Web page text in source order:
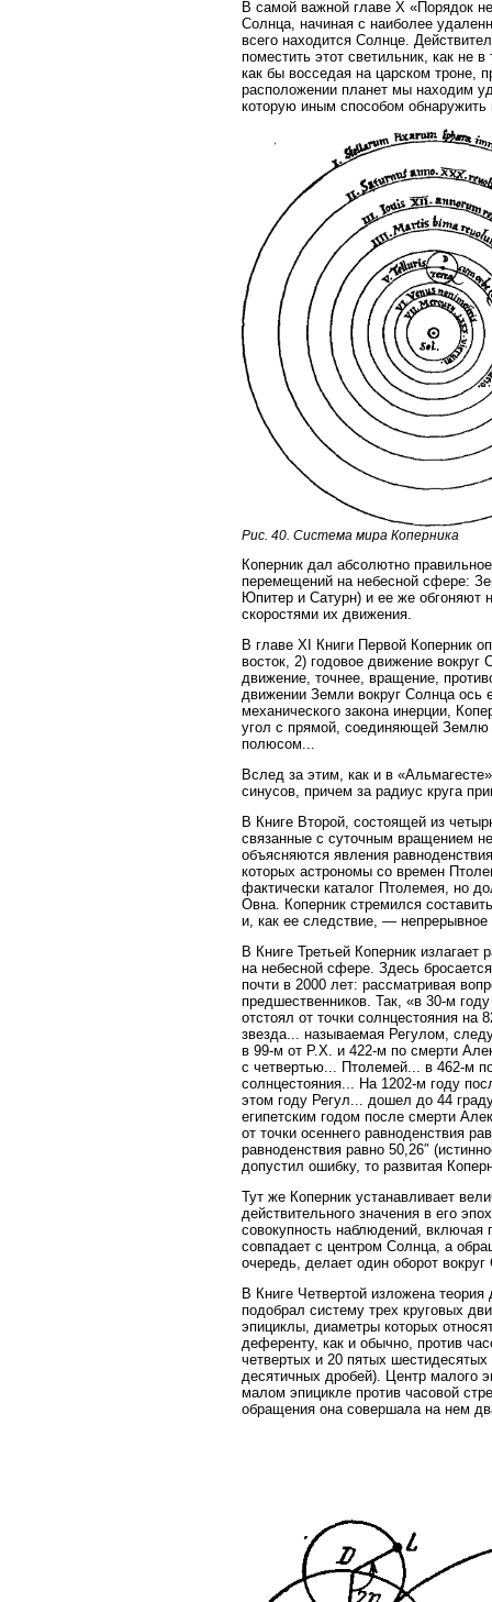
В самой важной главе X «Порядок
Солнца, начиная с наиболее
всего находится Солнце.
поместить этот светильник, как
как бы восседая на царском троне,
расположении планет мы находим
которую иным способом обнаружить
Рис. 40. Система мира Коперника
Коперник дал абсолютно
перемещений на небесной сфере:
Юпитер и Сатурн) и ее же обгоняют
скоростями их движения.
В главе XI Книги Первой Коперник
восток, 2) годовое движение вокруг
движение, точнее, вращение,
движении Земли вокруг Солнца ось
механического закона инерции,
угол с прямой, соединяющей
полюсом...
Вслед за этим, как и в
синусов, причем за радиус круга
В Книге Второй, состоящей из
связанные с суточным вращением
объясняются явления
которых астрономы со времен
фактически каталог Птолемея, но
Овна. Коперник стремился
и, как ее следствие, — непрерывное
В Книге Третьей Коперник
на небесной сфере. Здесь
почти в 2000 лет: рассматривая
предшественников. Так, «в 30-м
отстоял от точки солнцестояния
звезда... называемая Регулом,
в 99-м от Р.Х. и 422-м по смерти
с четвертью... Птолемей... в 462-м
солнцестояния... На 1202-м году
этом году Регул... дошел до 44
египетским годом после смерти
от точки осеннего равноденствия
равноденствия равно 50,26″
допустил ошибку, то развитая
Тут же Коперник устанавливает
действительного значения в его
совокупность наблюдений, включая
совпадает с центром Солнца, а
очередь, делает один оборот
В Книге Четвертой изложена
подобрал систему трех круговых
эпициклы, диаметры которых
деференту, как и обычно, против
четвертых и 20 пятых
десятичных дробей). Центр малого
малом эпицикле против часовой
обращения она совершала на нем